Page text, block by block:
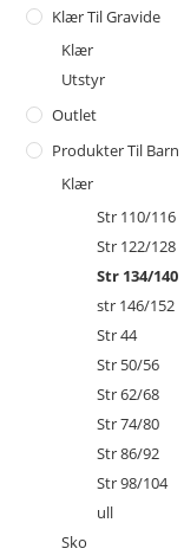
Klær Til Gravide
Klær
Utstyr
Outlet
Produkter Til Barn
Klær
Str 110/116
Str 122/128
Str 134/140
str 146/152
Str 44
Str 50/56
Str 62/68
Str 74/80
Str 86/92
Str 98/104
ull
Sko